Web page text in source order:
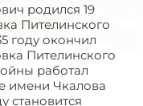
родился 19
Пителинского
году окончил
Пителинского
работал
имени Чкалова
становится